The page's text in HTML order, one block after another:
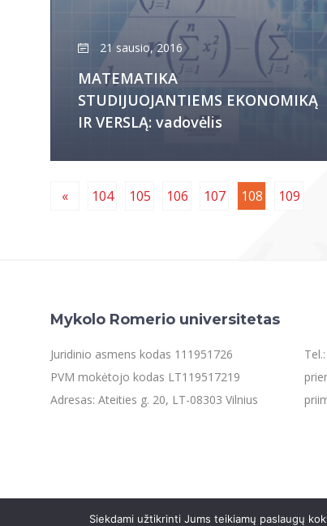
21 sausio, 2016
MATEMATIKA
STUDIJUOJANTIEMS EKONOMIKĄ
IR VERSLĄ: vadovėlis
« 104 105 106 107 108 109
Mykolo Romerio universitetas
Juridinio asmens kodas 111951726
PVM mokėtojo kodas LT119517219
Adresas: Ateities g. 20, LT-08303 Vilnius
Siekdami užtikrinti Jums teikiamų paslaugų